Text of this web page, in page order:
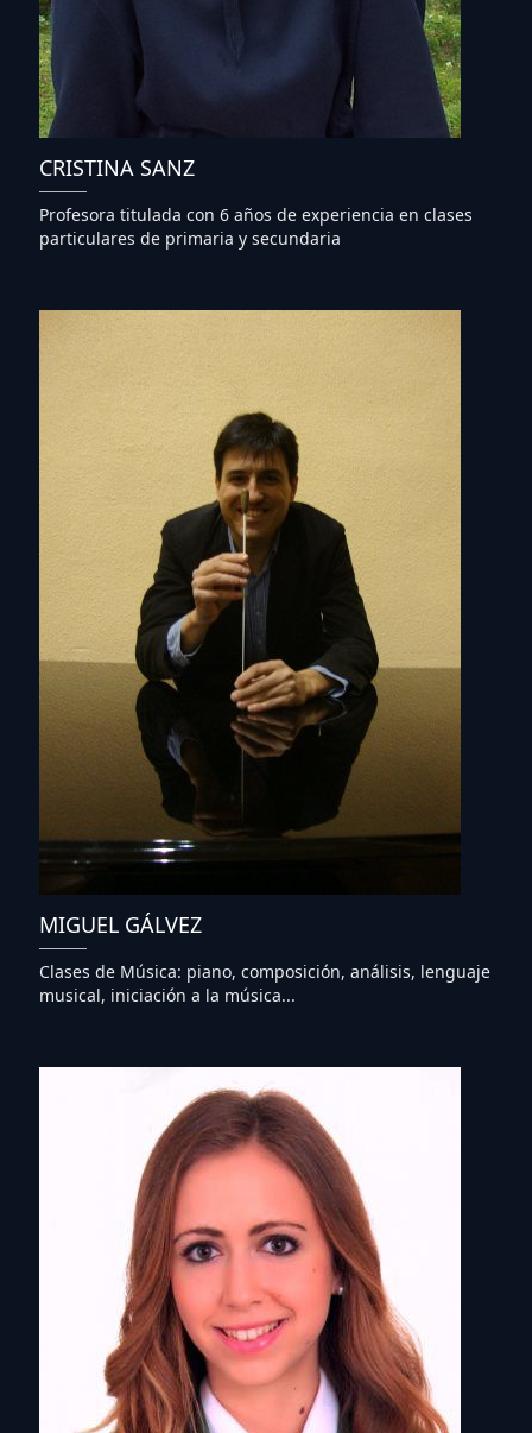
CRISTINA SANZ
Profesora titulada con 6 años de experiencia en clases
particulares de primaria y secundaria
MIGUEL GÁLVEZ
Clases de Música: piano, composición, análisis, lenguaje
musical, iniciación a la música...